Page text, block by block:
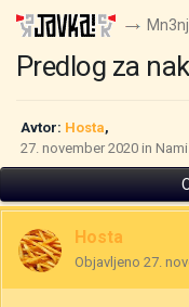
Predlog za
Avtor: Hosta,
27. november 2020 in
Hosta
Objavljeno 27.